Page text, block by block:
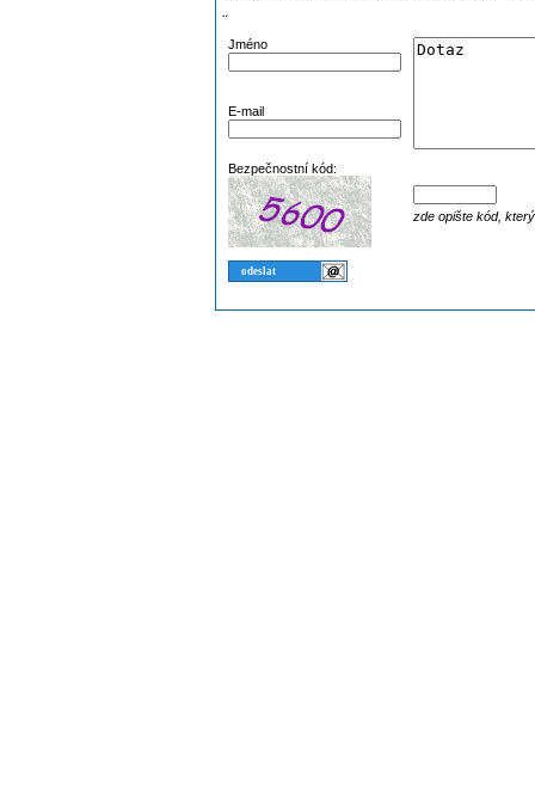
¨
Jméno
E-mail
Bezpečnostní kód:
zde opište kód,